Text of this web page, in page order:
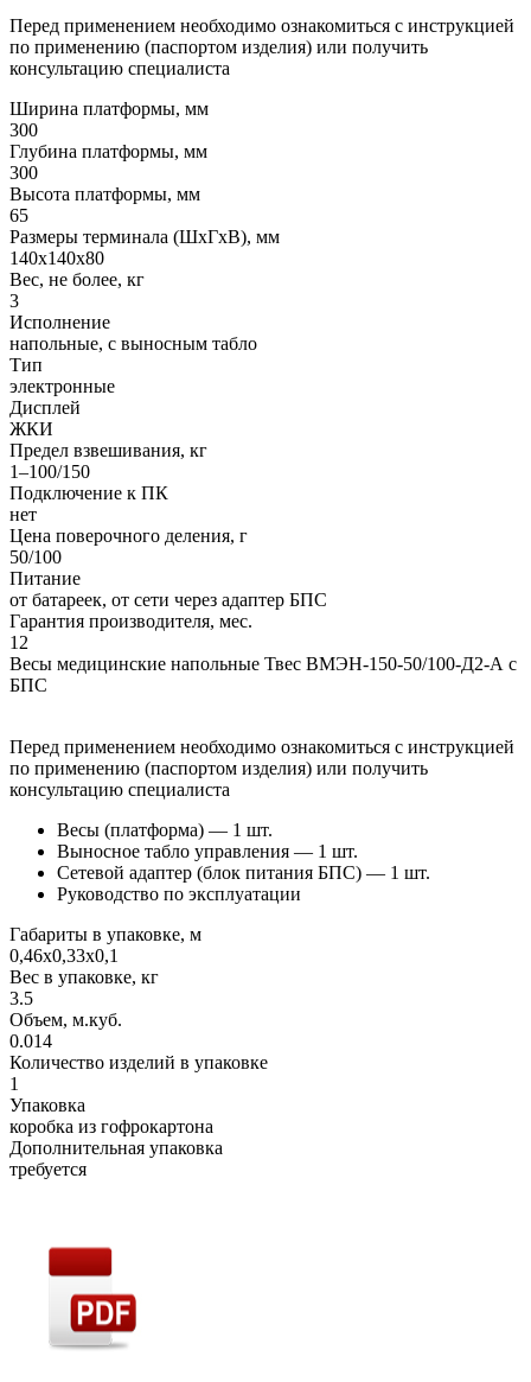
Перед применением необходимо ознакомиться с инструкцией
по применению (паспортом изделия) или получить
консультацию специалиста
Ширина платформы, мм
300
Глубина платформы, мм
300
Высота платформы, мм
65
Размеры терминала (ШxГxВ), мм
140x140x80
Вес, не более, кг
3
Исполнение
напольные, с выносным табло
Тип
электронные
Дисплей
ЖКИ
Предел взвешивания, кг
1–100/150
Подключение к ПК
нет
Цена поверочного деления, г
50/100
Питание
от батареек, от сети через адаптер БПС
Гарантия производителя, мес.
12
Весы медицинские напольные Твес ВМЭН-150-50/100-Д2-А с
БПС
Перед применением необходимо ознакомиться с инструкцией
по применению (паспортом изделия) или получить
консультацию специалиста
Весы (платформа) — 1 шт.
Выносное табло управления — 1 шт.
Сетевой адаптер (блок питания БПС) — 1 шт.
Руководство по эксплуатации
Габариты в упаковке, м
0,46х0,33х0,1
Вес в упаковке, кг
3.5
Объем, м.куб.
0.014
Количество изделий в упаковке
1
Упаковка
коробка из гофрокартона
Дополнительная упаковка
требуется